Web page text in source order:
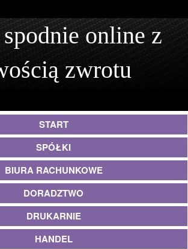
online z
zwrotu
START
SPÓŁKI
BIURA RACHUNKOWE
DORADZTWO
DRUKARNIE
HANDEL